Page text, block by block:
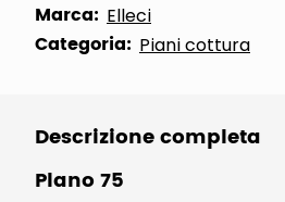
Marca: Elleci
Categoria: Piani cottura
Descrizione completa
Plano 75